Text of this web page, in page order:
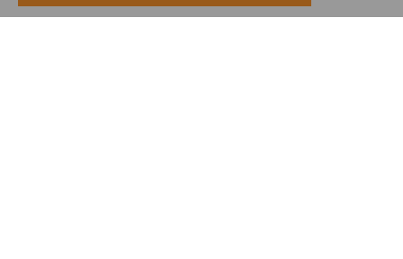
Suscríbete a nuestro Newsletter